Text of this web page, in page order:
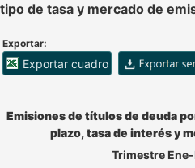
tipo de tasa y mercado de
Exportar:
Exportar cuadro
Accesibilidad de Cuadros
Emisiones de títulos de deuda
plazo, tasa de interés y
Trimestre